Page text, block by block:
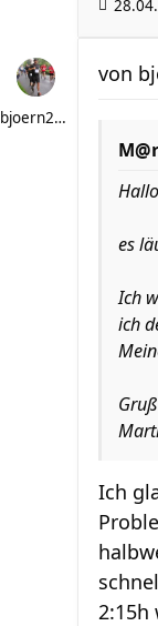
bjoern2410
von
es
Ich
ich
Gruß
Ich
2:15h